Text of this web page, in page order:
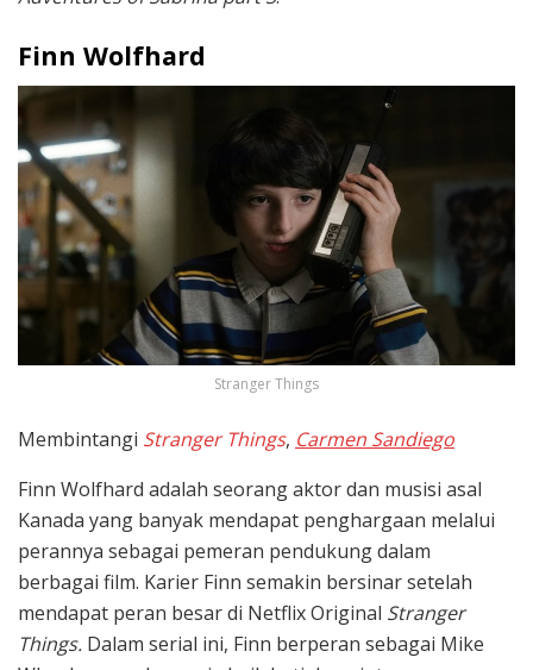
Finn Wolfhard
Stranger Things
Membintangi Stranger Things, Carmen Sandiego
Finn Wolfhard adalah seorang aktor dan musisi asal
Kanada yang banyak mendapat penghargaan melalui
perannya sebagai pemeran pendukung dalam
berbagai film. Karier Finn semakin bersinar setelah
mendapat peran besar di Netflix Original Stranger
Things. Dalam serial ini, Finn berperan sebagai Mike